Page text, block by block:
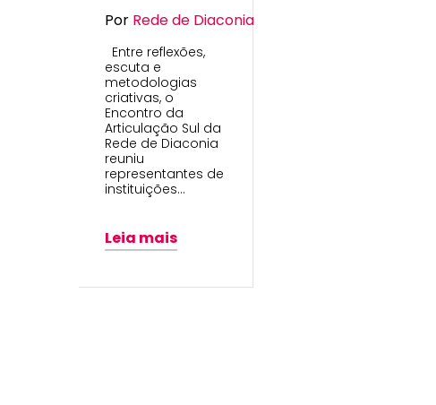
Por Rede de Diaconia
Entre reflexões,
escuta e
metodologias
criativas, o
Encontro da
Articulação Sul da
Rede de Diaconia
reuniu
representantes de
instituições…
Leia mais